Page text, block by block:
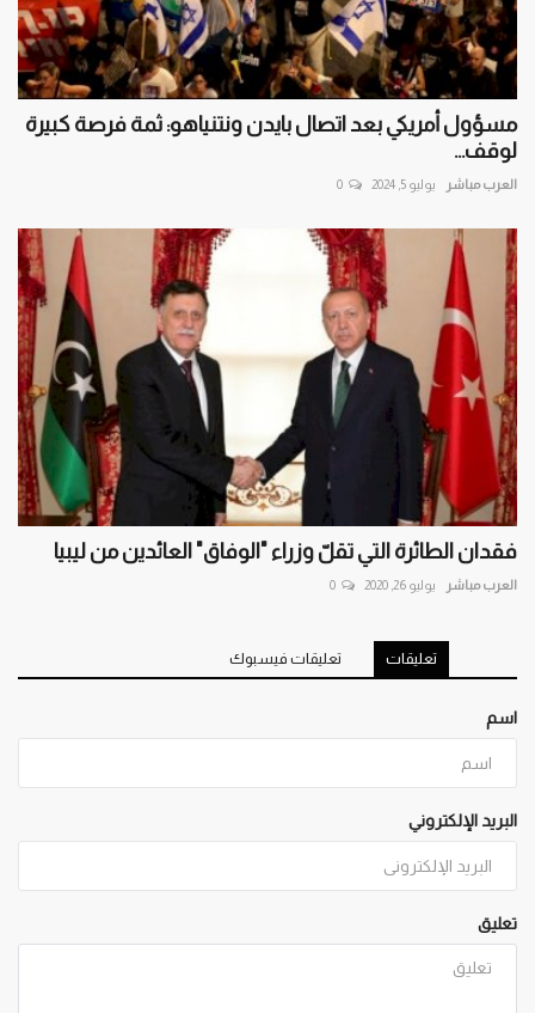
مسؤول أمريكي بعد اتصال بايدن ونتنياهو: ثمة فرصة كبيرة
لوقف...
العرب مباشر يوليو 5, 2024 0
فقدان الطائرة التي تقلّ وزراء "الوفاق" العائدين من ليبيا
العرب مباشر يوليو 26, 2020 0
تعليقات تعليقات فيسبوك
اسم
البريد الإلكتروني
تعليق